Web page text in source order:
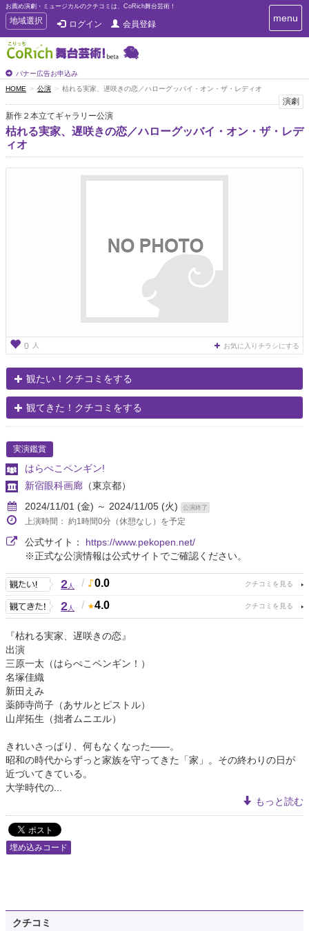
お薦め演劇・ミュージカルのクチコミは、CoRich舞台芸術！
T
o
g
g
e
n
a
v
g
a
地域選択 ログイン 会員登録
バナー広告お申込み
T
o
v
g
a
menu
HOME 公演 枯れる実家、遅咲きの恋／ハローグッバイ・オン・ザ・レディオ
演劇
新作２本立てギャラリー公演
枯れる実家、遅咲きの恋／ハローグッバイ・オン・ザ・レデ
ィオ
0 人 お気に入りチラシにする
観たい！クチコミをする
観てきた！クチコミをする
実演鑑賞
はらぺこペンギン!
新宿眼科画廊 （東京都）
2024/11/01 (金) ～ 2024/11/05 (火)
公演終了
上演時間： 約1時間0分（休憩なし）を予定
公式サイト： https://www.pekopen.net/
※正式な公演情報は公式サイトでご確認ください。
2人 / 0.0
2人 / 4.0
『枯れる実家、遅咲きの恋』
出演
三原一太（はらぺこペンギン！）
名塚佳織
新田えみ
薬師寺尚子（あサルとピストル）
山岸拓生（拙者ムニエル）
きれいさっぱり、何もなくなった――。
昭和の時代からずっと家族を守ってきた「家」。その終わりの日が
近づいてきている。
大学時代の...
もっと読む
埋め込みコード
クチコミ